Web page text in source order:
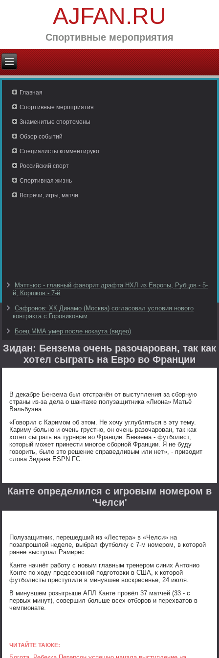
AJFAN.RU
Спортивные мероприятия
Главная
Спортивные мероприятия
Знаменитые спортсмены
Обзор событий
Специалисты комментируют
Российский спорт
Спортивная жизнь
Встречи, игры, матчи
Мэттьюс - главный фаворит драфта НХЛ из Европы, Рубцов - 5-
й, Коршков - 7-й
Сафронов: ХК Динамо (Москва) согласовал условия нового
контракта с Горовиковым
Боец ММА умер после нокаута (видео)
Зидан: Бензема очень разочарован, так как
хотел сыграть на Евро во Франции
В декабре Бензема был отстранён от выступления за сборную
страны из-за дела о шантаже полузащитника «Лиона» Матьё
Вальбуэна.
«Говорил с Каримом об этом. Не хочу углубляться в эту тему.
Кариму больно и очень грустно, он очень разочарован, так как
хотел сыграть на турнире во Франции. Бензема - футболист,
который может принести многое сборной Франции. Я не буду
говорить, было это решение справедливым или нет», - приводит
слова Зидана ESPN FC.
Канте определился с игровым номером в
'Челси'
Полузащитник, перешедший из «Лестера» в «Челси» на
позапрошлой неделе, выбрал футболку с 7-м номером, в которой
ранее выступал Рамирес.
Канте начнёт работу с новым главным тренером синих Антонио
Конте по ходу предсезонной подготовки в США, к которой
футболисты приступили в минувшее воскресенье, 24 июля.
В минувшем розыгрыше АПЛ Канте провёл 37 матчей (33 - с
первых минут), совершил больше всех отборов и перехватов в
чемпионате.
ЧИТАЙТЕ ТАКЖЕ: